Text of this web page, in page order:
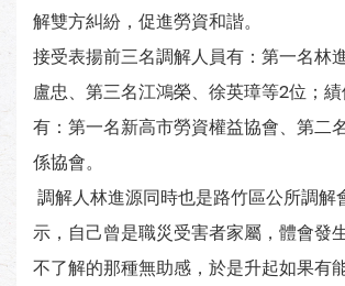
解雙方糾紛，促進勞資和諧。
接受表揚前三名調解人員有：第一名林
盧忠、第三名江鴻榮、徐英璋等2位；
有：第一名新高市勞資權益協會、第二
係協會。
調解人林進源同時也是路竹區公所調解
示，自己曾是職災受害者家屬，體會發
不了解的那種無助感，於是升起如果有